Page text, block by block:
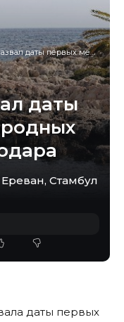
международных рейсов из Краснодара
даты
Стамбул
даты первых